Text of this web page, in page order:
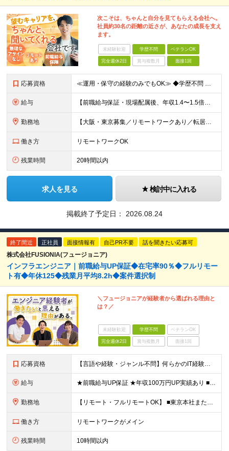
次こそは、ちゃんと自分を見てもらえる会社へ。
社員約30名の距離の近さが、あなたの成長を支え
ます。
未経験歓迎 学歴不問 ベテランOK
完全週休2日 賞与複数月 面接1回
応募資格 ≪運用・保守の経験のみでもOK≫ ◆学歴不問 ◆何らかのインフラ業務の実務経験がある方 ※年数不問 （設計・構築・運用・保守・監視いずれかのご経験） ≪こんな方を歓迎しています≫ ◎現役の技術者と
給与 【前職給与保証・現場配属後、年収1.4〜1.5倍を実現した先輩も】 ◆サーバ・ネットワークの設計・構築経験のある方 ⇒年俸制400万円～700万円＋残業代全額支給 ◆サーバ・ネットワークの運用・保守
勤務地 【大阪・東京募集／リモートワークあり／転居を伴う転勤なし】 東京本社、大阪事務所、または東京23区内・関西（大阪・兵庫）の各クライアント先勤務 ◆入社後、半年～約1年間はクライアント先ではなく 自社
働き方 リモートワークOK
残業時間 20時間以内
求人を見る 検討中に入れる
掲載終了予定日： 2026.08.24
終了間近 正社員 面接情報有 自己PR不要 話を聞きたい応募可
株式会社FUSIONIA(フュージョニア)
インフラエンジニア｜前職給与UP保証◆在宅率90％◆フルリモー
ト有◆年休125◆残業月平均8.2h◆案件選択制
＼フュージョニアが経験者から選ばれる理由と
は？／
未経験歓迎 学歴不問 ベテランOK
完全週休2日 賞与複数月 面接1回
応募資格 【言語や経験・ジャンル不問】何らかのIT経験をお持ちの方 ◎経験の浅い方も一度お会いしましょう！ ★第二新卒歓迎 ★運用・保守、監視経験しかない方もOK ★経験年数1年未満の方も歓迎！ ★ブランクが
給与 ★前職給与UP保証 ★年収100万円UP実績あり ■月給40万円～65万円＋各種手当 ※前給および経験・能力・年齢などを考慮して決定します ※固定残業代（月20時間分／5万4,055円～8万7,83
勤務地 【リモート・フルリモートOK】 ■東京本社またはプロジェクト先 ※プロジェクト先は新宿・渋谷・池袋・銀座・六本木・品川・汐留・お台場など首都圏がメイン！ ＜東京本社＞ 東京都新宿区西新宿7-4-7
働き方 リモートワークがメイン
残業時間 10時間以内